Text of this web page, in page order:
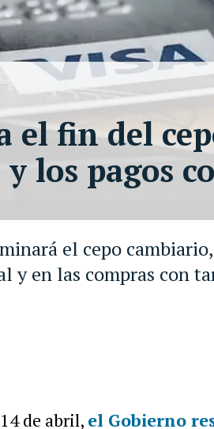
el cepo
y en las compras con
el fin del
los pagos
de abril, el Gobierno